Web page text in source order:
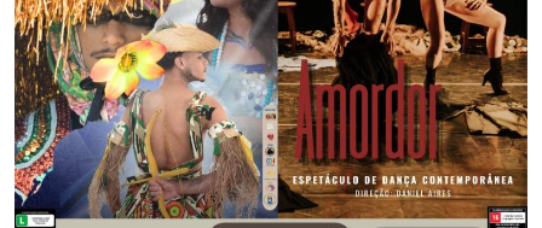
Controladoria-Geral da União
Ministério da Mulher, da Família e dos Direitos Humanos
Secretaria-Geral
Secretaria de Governo